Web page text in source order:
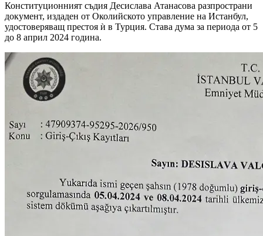
Конституционният съдия Десислава Атанасова разпространи
документ, издаден от Околийското управление на Истанбул,
удостоверяващ престоя ѝ в Турция. Става дума за периода от 5
до 8 април 2024 година.